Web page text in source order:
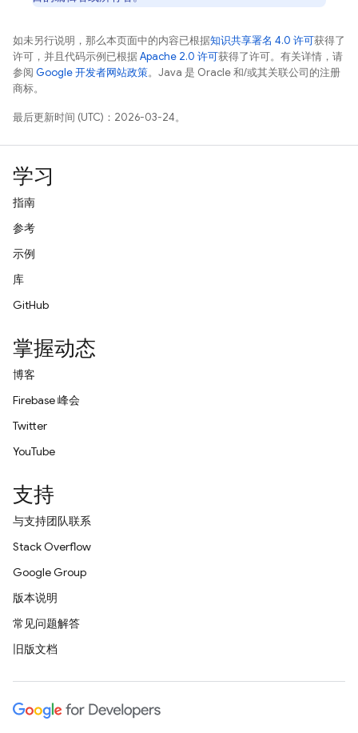
如未另行说明，那么本页面中的内容已根据知识共享署名 4.0 许可获得了
许可，并且代码示例已根据Apache 2.0 许可获得了许可。有关详情，请
参阅 Google 开发者网站政策。Java 是 Oracle 和/或其关联公司的注册
商标。
最后更新时间 (UTC)：2026-03-24。
学习
指南
参考
示例
库
GitHub
掌握动态
博客
Firebase 峰会
Twitter
YouTube
支持
与支持团队联系
Stack Overflow
Google Group
版本说明
常见问题解答
旧版文档